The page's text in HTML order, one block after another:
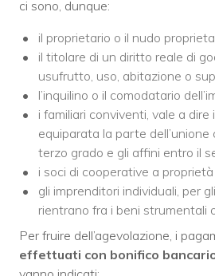
ci sono, dunque:
il proprietario o il nudo
il titolare di un diritto reale di
usufrutto, uso, abitazione o
l’inquilino o il comodatario
i familiari conviventi, vale a dire
equiparata la parte dell’unione
terzo grado e gli affini entro il
i soci di cooperative a
gli imprenditori individuali, per
rientrano fra i beni strumentali
Per fruire dell’agevolazione, i
effettuati con bonifico